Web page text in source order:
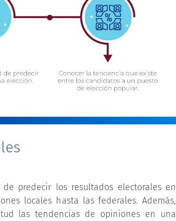
de predecir los resultados electorales en
locales hasta las federales. Además,
las tendencias de opiniones en una